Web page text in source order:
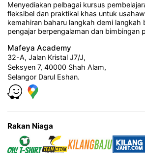
Menyediakan pelbagai kursus
fleksibel dan praktikal khas untuk
kemahiran baharu langkah demi langkah
pengajar berpengalaman dan bimbingan
Mafeya Academy
32-A, Jalan Kristal J7/J,
Seksyen 7, 40000 Shah Alam,
Selangor Darul Eshan.
Rakan Niaga